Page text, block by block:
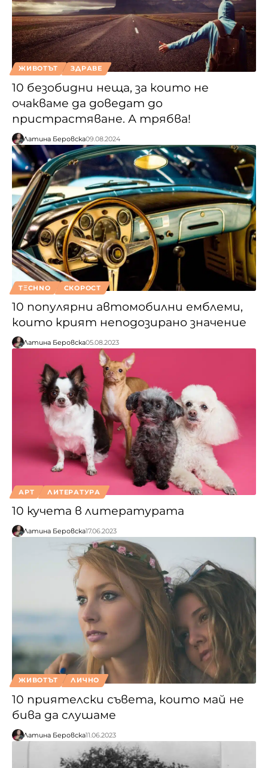
ЖИВОТЪТ ЗДРАВЕ
10 безобидни неща, за които не
очакваме да доведат до
пристрастяване. А трябва!
Латина Беровска09.08.2024
TΞCHNO СКОРОСТ
10 популярни автомобилни емблеми,
които крият неподозирано значение
Латина Беровска05.08.2023
АРТ ЛИТЕРАТУРА
10 кучета в литературата
Латина Беровска17.06.2023
ЖИВОТЪТ ЛИЧНО
10 приятелски съвета, които май не
бива да слушаме
Латина Беровска11.06.2023